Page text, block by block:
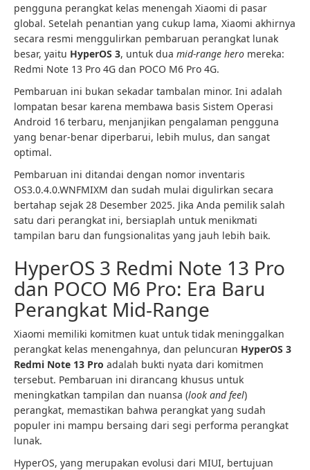
pengguna perangkat kelas menengah Xiaomi di pasar
global. Setelah penantian yang cukup lama, Xiaomi akhirnya
secara resmi menggulirkan pembaruan perangkat lunak
besar, yaitu HyperOS 3, untuk dua mid-range hero mereka:
Redmi Note 13 Pro 4G dan POCO M6 Pro 4G.
Pembaruan ini bukan sekadar tambalan minor. Ini adalah
lompatan besar karena membawa basis Sistem Operasi
Android 16 terbaru, menjanjikan pengalaman pengguna
yang benar-benar diperbarui, lebih mulus, dan sangat
optimal.
Pembaruan ini ditandai dengan nomor inventaris
OS3.0.4.0.WNFMIXM dan sudah mulai digulirkan secara
bertahap sejak 28 Desember 2025. Jika Anda pemilik salah
satu dari perangkat ini, bersiaplah untuk menikmati
tampilan baru dan fungsionalitas yang jauh lebih baik.
HyperOS 3 Redmi Note 13 Pro
dan POCO M6 Pro: Era Baru
Perangkat Mid-Range
Xiaomi memiliki komitmen kuat untuk tidak meninggalkan
perangkat kelas menengahnya, dan peluncuran HyperOS 3
Redmi Note 13 Pro adalah bukti nyata dari komitmen
tersebut. Pembaruan ini dirancang khusus untuk
meningkatkan tampilan dan nuansa (look and feel)
perangkat, memastikan bahwa perangkat yang sudah
populer ini mampu bersaing dari segi performa perangkat
lunak.
HyperOS, yang merupakan evolusi dari MIUI, bertujuan